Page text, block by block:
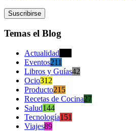
Temas el Blog
Actualidad
Eventos211
Libros y Guías42
Ocio312
Producto215
Recetas de Cocina27
Salud144
Tecnología151
Viajes89